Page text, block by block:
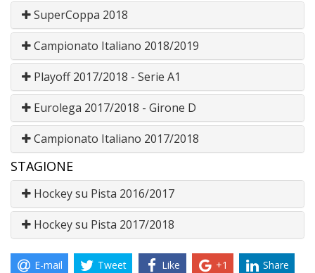
SuperCoppa 2018
Campionato Italiano 2018/2019
Playoff 2017/2018 - Serie A1
Eurolega 2017/2018 - Girone D
Campionato Italiano 2017/2018
STAGIONE
Hockey su Pista 2016/2017
Hockey su Pista 2017/2018
E-mail Tweet Like +1 Share